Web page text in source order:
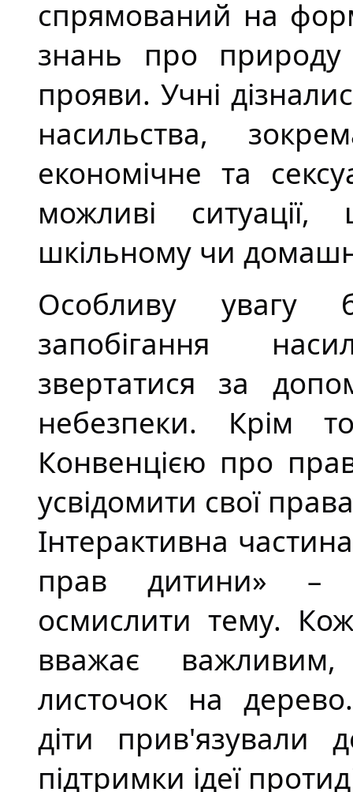
спрямований на
знань про
прояви. Учні
насильства,
економічне та
можливі
шкільному чи
Особливу увагу
запобігання
звертатися за
небезпеки. Крім
Конвенцією про
усвідомити свої
Інтерактивна
прав дитини» –
осмислити тему.
вважає важливим,
листочок на
діти прив'язували
підтримки ідеї